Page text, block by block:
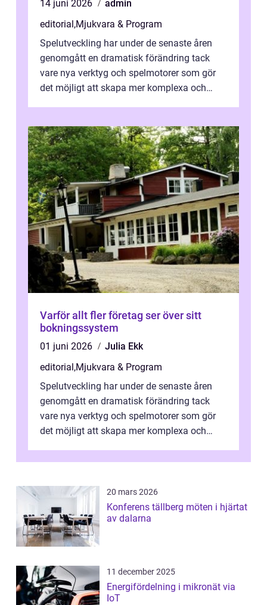
14 juni 2026
admin
editorial,Mjukvara & Program
Spelutveckling har under de senaste åren
genomgått en dramatisk förändring tack
vare nya verktyg och spelmotorer som gör
det möjligt att skapa mer komplexa och
Varför allt fler företag ser över sitt
bokningssystem
01 juni 2026
Julia Ekk
editorial,Mjukvara & Program
Spelutveckling har under de senaste åren
genomgått en dramatisk förändring tack
vare nya verktyg och spelmotorer som gör
det möjligt att skapa mer komplexa och
20 mars 2026
Konferens tällberg möten i hjärtat
av dalarna
11 december 2025
Energifördelning i mikronät via
IoT